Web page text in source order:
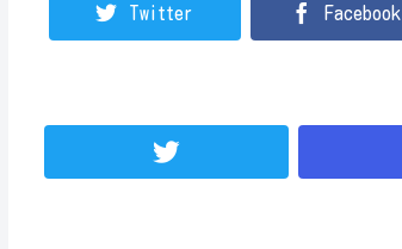
Twitter Facebook